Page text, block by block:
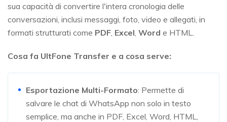
sua capacità di convertire l'intera cronologia delle
conversazioni, inclusi messaggi, foto, video e allegati, in
formati strutturati come PDF Excel Word e HTML.
Cosa fa UltFone Transfer e a cosa serve:
Esportazione Multi-Formato: Permette di
salvare le chat di WhatsApp non solo in testo
semplice, ma anche in PDF, Excel, Word, HTML,